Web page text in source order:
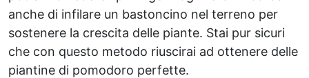
anche di infilare un bastoncino nel terreno per
sostenere la crescita delle piante. Stai pur sicuri
che con questo metodo riuscirai ad ottenere delle
piantine di pomodoro perfette.